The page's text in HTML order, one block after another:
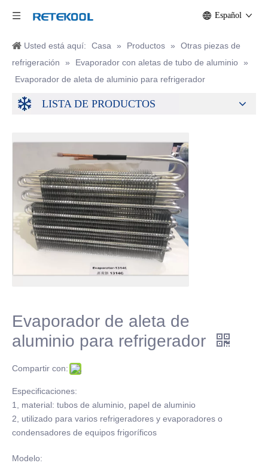
Español
Usted está aquí: Casa » Productos »
Otras piezas de
refrigeración
» Evaporador con aletas de tubo de aluminio »
Evaporador de aleta de aluminio para refrigerador
LISTA DE PRODUCTOS
Evaporador de aleta de
aluminio para refrigerador
Compartir con:
Especificaciones:
1, material: tubos de aluminio, papel de aluminio
2, utilizado para varios refrigeradores y evaporadores o
condensadores de equipos frigoríficos
Modelo: